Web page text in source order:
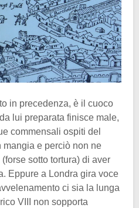
in precedenza, è il cuoco
lui preparata finisce male,
commensali ospiti del
e perciò non ne
sotto tortura) di aver
Eppure a Londra gira voce
ci sia la lunga
VIII non sopporta